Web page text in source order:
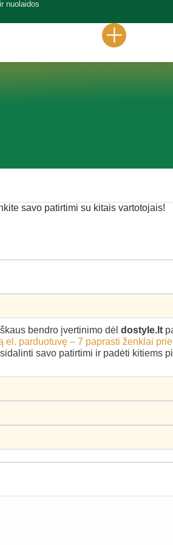
nuolaidos
savo patirtimi su kitais vartotojais!
bendro įvertinimo dėl dostyle.lt
el. parduotuvę – 7 paprasti ženklai
savo patirtimi ir padėti kitiems